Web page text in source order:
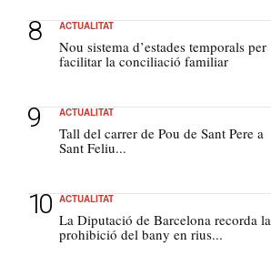
ACTUALITAT
Nou sistema d’estades temporals per
facilitar la conciliació familiar
ACTUALITAT
Tall del carrer de Pou de Sant Pere a
Sant Feliu...
ACTUALITAT
La Diputació de Barcelona recorda la
prohibició del bany en rius...